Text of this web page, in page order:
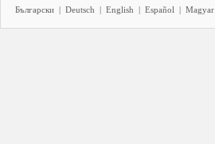
Български | Deutsch | English | Español | Magyar